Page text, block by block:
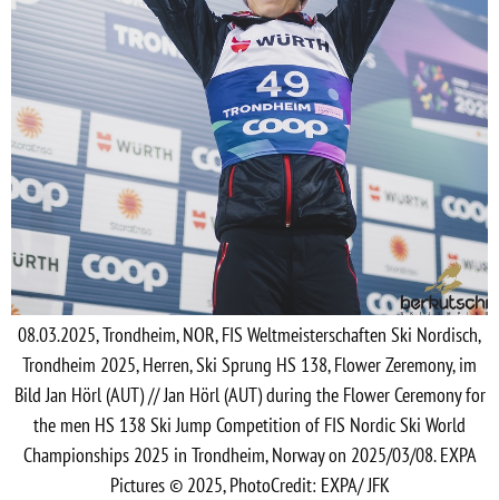
08.03.2025, Trondheim, NOR, FIS Weltmeisterschaften Ski Nordisch,
Trondheim 2025, Herren, Ski Sprung HS 138, Flower Zeremony, im
Bild Jan Hörl (AUT) // Jan Hörl (AUT) during the Flower Ceremony for
the men HS 138 Ski Jump Competition of FIS Nordic Ski World
Championships 2025 in Trondheim, Norway on 2025/03/08. EXPA
Pictures © 2025, PhotoCredit: EXPA/ JFK